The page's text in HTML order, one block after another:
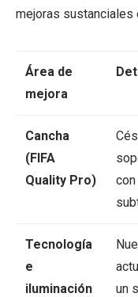
mejoras sustanciales
Área de
mejora
Cancha
(FIFA
Quality Pro)
Tecnología
e
iluminación
un